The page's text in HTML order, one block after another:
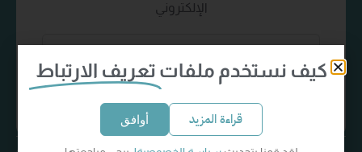
الإلكتروني
كيف نستخدم ملفات تعريف الارتباط
قراءة المزيد أوافق